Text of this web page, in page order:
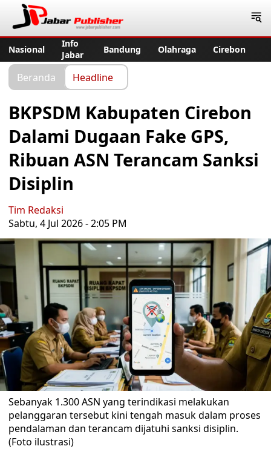
Nasional
Info
Jabar
Bandung Olahraga Cirebon
Beranda Headline
BKPSDM Kabupaten Cirebon
Dalami Dugaan Fake GPS,
Ribuan ASN Terancam Sanksi
Disiplin
Tim Redaksi
Sabtu, 4 Jul 2026 - 2:05 PM
Sebanyak 1.300 ASN yang terindikasi melakukan
pelanggaran tersebut kini tengah masuk dalam proses
pendalaman dan terancam dijatuhi sanksi disiplin.
(Foto ilustrasi)